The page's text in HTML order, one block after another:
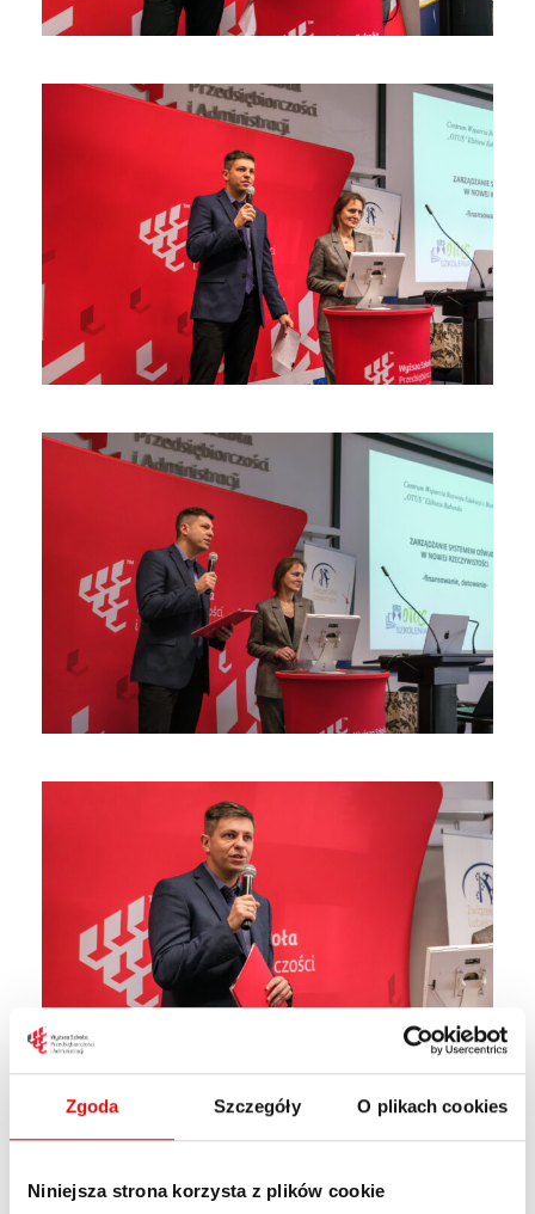
Zgoda Szczegóły O plikach cookies
Niniejsza strona korzysta z plików cookie